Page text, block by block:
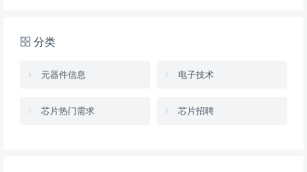
分类
元器件信息 电子技术
芯片热门需求 芯片招聘